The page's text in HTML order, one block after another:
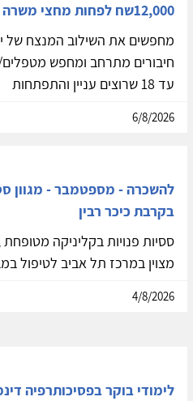
12,000שח לפחות מחצי משרה אחהצ
מחפשים את השילוב המנצח של
חיבורים מתרחב ומחפש
עד 18 שרוצים עניין והתפתחות
6/8/2026
להשכרה - מספטמבר - מגוון
בקרבת כיכר רבין
ססיות פנויות בקליניקה
מצוין במרכז תל אביב לטיפול
4/8/2026
לימודי בוקר בפסיכותרפיה